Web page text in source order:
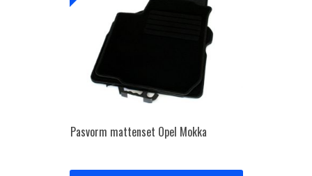
OPC Line
Bedrijfswagen parts
Inloggen / Registreren
Pasvorm mattenset Opel Mokka